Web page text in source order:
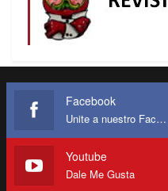
Facebook
Unite a nuestro Facebook
Youtube
Dale Me Gusta